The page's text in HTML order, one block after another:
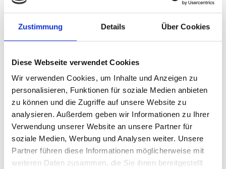
Zustimmung Details Über Cookies
Diese Webseite verwendet Cookies
Wir verwenden Cookies, um Inhalte und Anzeigen zu
personalisieren, Funktionen für soziale Medien anbieten
zu können und die Zugriffe auf unsere Website zu
analysieren. Außerdem geben wir Informationen zu Ihrer
Verwendung unserer Website an unsere Partner für
soziale Medien, Werbung und Analysen weiter. Unsere
Partner führen diese Informationen möglicherweise mit
weiteren Daten zusammen, die Sie ihnen bereitgestellt
Wir stehen Ihnen selbstverständlich jederzeit gerne für
einer der nachfolgenden Kontakt-Optionen:
Referenzen
Kontakt